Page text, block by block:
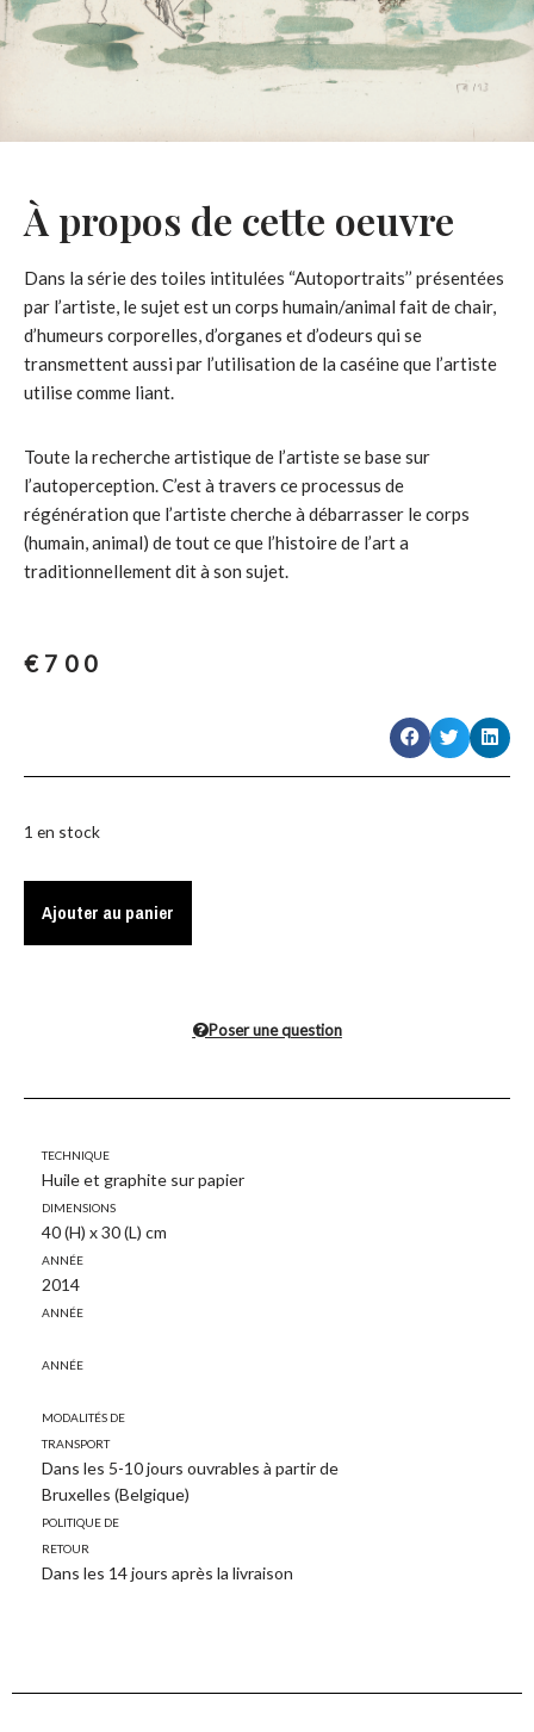
À propos de cette oeuvre
Dans la série des toiles intitulées “Autoportraits’’ présentées
par l’artiste, le sujet est un corps humain/animal fait de chair,
d’humeurs corporelles, d’organes et d’odeurs qui se
transmettent aussi par l’utilisation de la caséine que l’artiste
utilise comme liant.
Toute la recherche artistique de l’artiste se base sur
l’autoperception. C’est à travers ce processus de
régénération que l’artiste cherche à débarrasser le corps
(humain, animal) de tout ce que l’histoire de l’art a
traditionnellement dit à son sujet.
€ 700
1 en stock
Ajouter au panier
Poser une question
Technique
Huile et graphite sur papier
Dimensions
40 (H) x 30 (L) cm
Année
2014
Année
Année
Modalités de
transport
Dans les 5-10 jours ouvrables à partir de
Bruxelles (Belgique)
Politique de
retour
Dans les 14 jours après la livraison